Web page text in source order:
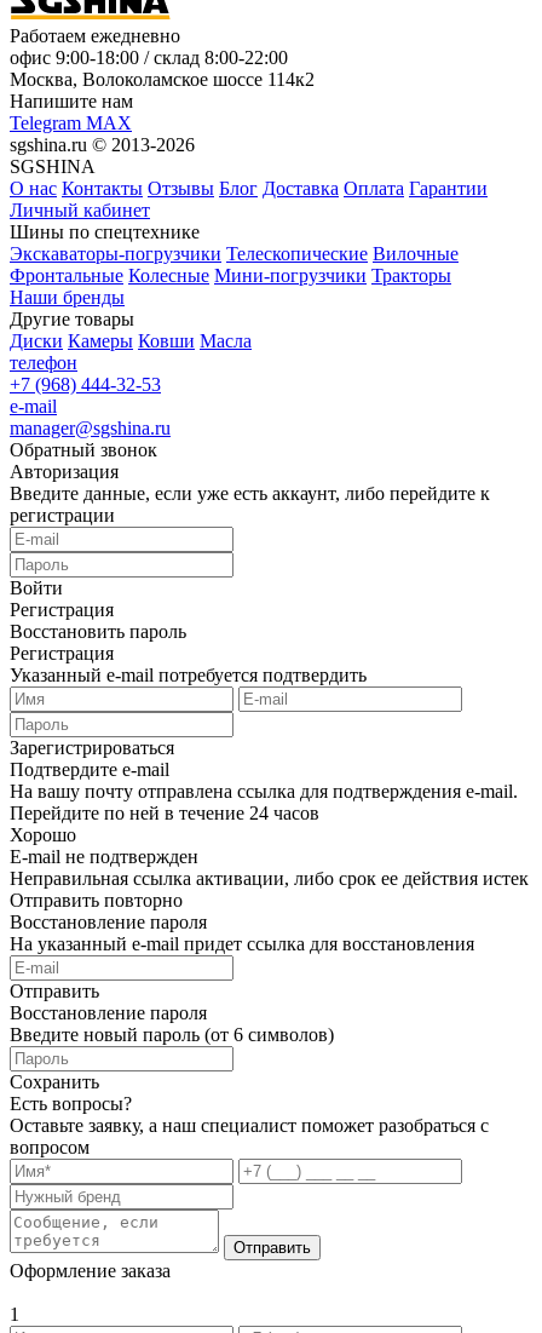
Работаем ежедневно
офис 9:00-18:00 / склад 8:00-22:00
Москва, Волоколамское шоссе 114к2
Напишите нам
Telegram MAX
sgshina.ru © 2013-2026
SGSHINA
О нас Контакты Отзывы Блог Доставка Оплата Гарантии
Личный кабинет
Шины по спецтехнике
Экскаваторы-погрузчики Телескопические Вилочные
Фронтальные Колесные Мини-погрузчики Тракторы
Наши бренды
Другие товары
Диски Камеры Ковши Масла
телефон
+7 (968) 444-32-53
e-mail
manager@sgshina.ru
Обратный звонок
Авторизация
Введите данные, если уже есть аккаунт, либо перейдите к
регистрации
Войти
Регистрация
Восстановить пароль
Регистрация
Указанный e-mail потребуется подтвердить
Зарегистрироваться
Подтвердите e-mail
На вашу почту отправлена ссылка для подтверждения e-mail.
Перейдите по ней в течение 24 часов
Хорошо
E-mail не подтвержден
Неправильная ссылка активации, либо срок ее действия истек
Отправить повторно
Восстановление пароля
На указанный e-mail придет ссылка для восстановления
Отправить
Восстановление пароля
Введите новый пароль (от 6 символов)
Сохранить
Есть вопросы?
Оставьте заявку, а наш специалист поможет разобраться с
вопросом
Отправить
Оформление заказа
1